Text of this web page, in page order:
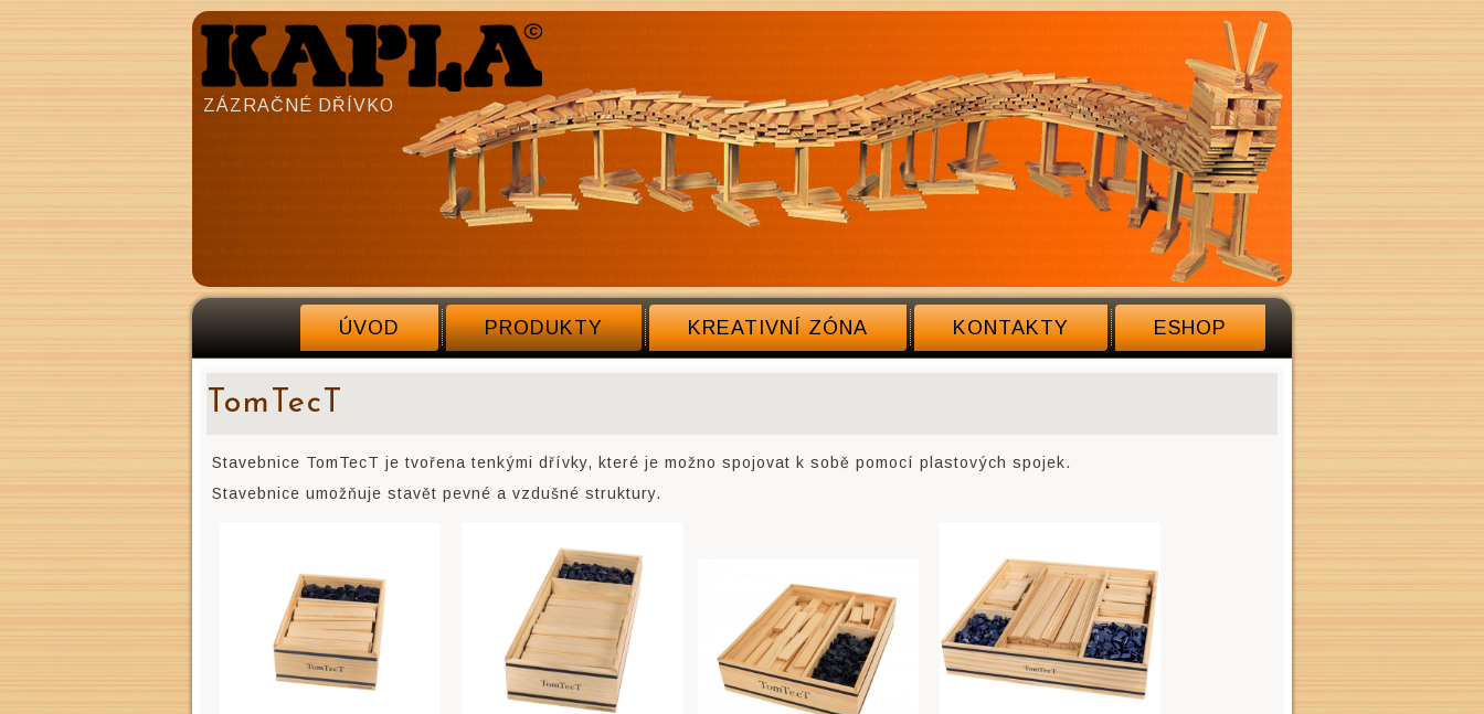
ZÁZRAČNÉ DŘÍVKO
ÚVOD PRODUKTY KREATIVNÍ ZÓNA KONTAKTY ESHOP
TomTecT
Stavebnice TomTecT je tvořena tenkými dřívky, které je možno spojovat k sobě pomocí plastových spojek.
Stavebnice umožňuje stavět pevné a vzdušné struktury.